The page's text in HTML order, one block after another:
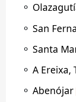
⚬
⚬ San
⚬ Santa
⚬ A Ereixa,
⚬ Abenójar